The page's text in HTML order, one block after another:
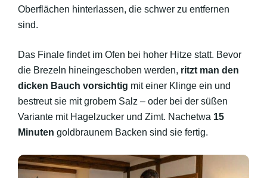
Oberflächen hinterlassen, die schwer zu entfernen
sind.
Das Finale findet im Ofen bei hoher Hitze statt. Bevor
die Brezeln hineingeschoben werden, ritzt man den
dicken Bauch vorsichtig mit einer Klinge ein und
bestreut sie mit grobem Salz – oder bei der süßen
Variante mit Hagelzucker und Zimt. Nachetwa 15
Minuten goldbraunem Backen sind sie fertig.